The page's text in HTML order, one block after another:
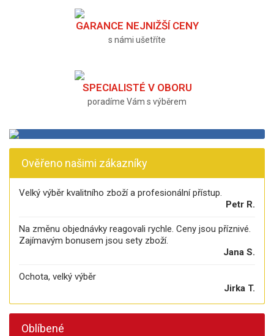
GARANCE NEJNIŽŠÍ CENY
s námi ušetříte
SPECIALISTÉ V OBORU
poradíme Vám s výběrem
Ověřeno našimi zákazníky
Velký výběr kvalitního zboží a profesionální přístup.
Petr R.
Na změnu objednávky reagovali rychle. Ceny jsou příznivé.
Zajímavým bonusem jsou sety zboží.
Jana S.
Ochota, velký výběr
Jirka T.
Oblíbené